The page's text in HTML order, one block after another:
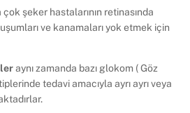
şeker hastalarının retinasında
ve kanamaları yok etmek için
aynı zamanda bazı glokom ( Göz
tedavi amacıyla ayrı ayrı veya